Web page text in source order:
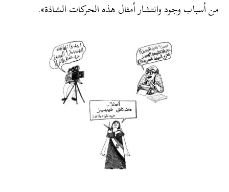
من أسباب وجود وانتشار أمثال هذه الحركات الشاذة».